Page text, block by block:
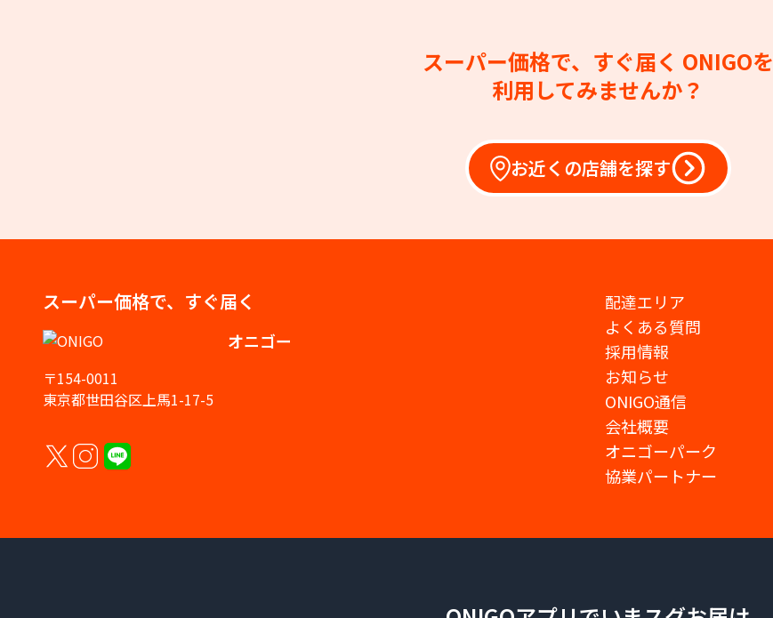
スーパー価格で、すぐ届く ONIGOを
利用してみませんか？
お近くの店舗を探す
スーパー価格で、すぐ届く
オニゴー
〒154-0011
東京都世田谷区上馬1-17-5
配達エリア
よくある質問
採用情報
お知らせ
ONIGO通信
会社概要
オニゴーパーク
協業パートナー